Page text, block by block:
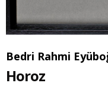
Bedri Rahmi
Horoz